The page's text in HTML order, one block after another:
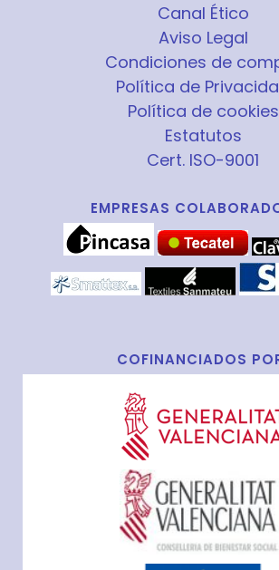
Canal Ético
Aviso Legal
Condiciones de
Política de
Política de cookies
Estatutos
Cert. ISO-9001
EMPRESAS
COFINANCIADOS